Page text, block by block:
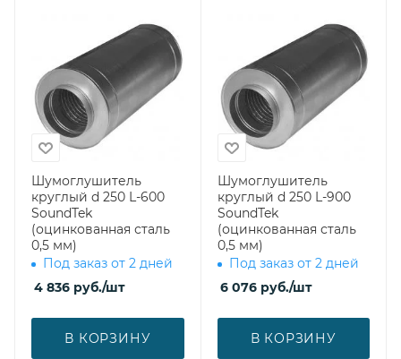
Шумоглушитель
круглый d 250 L-600
SoundTek
(оцинкованная сталь
0,5 мм)
Под заказ от 2 дней
4 836 руб./шт
В КОРЗИНУ
Шумоглушитель
круглый d 250 L-900
SoundTek
(оцинкованная сталь
0,5 мм)
Под заказ от 2 дней
6 076руб./шт
В КОРЗИНУ